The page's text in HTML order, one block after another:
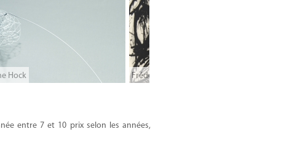
Dambreville Babette Goossens
entre 7 et 10 prix selon les années,